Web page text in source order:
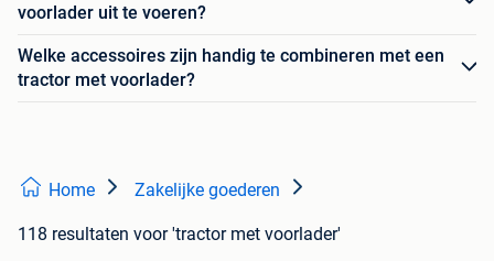
voorlader uit te voeren?
Welke accessoires zijn handig te combineren met een
tractor met voorlader?
Home Zakelijke goederen
118 resultaten voor 'tractor met voorlader'